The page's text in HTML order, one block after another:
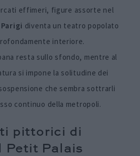
effimeri, figure assorte nel
Parigi diventa un teatro popolato
interiore.
resta sullo sfondo, mentre al
si impone la solitudine dei
che sembra sottrarli
continuo della metropoli.
pittorici di
Petit Palais